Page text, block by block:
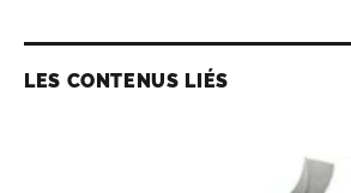
LES CONTENUS LIÉS